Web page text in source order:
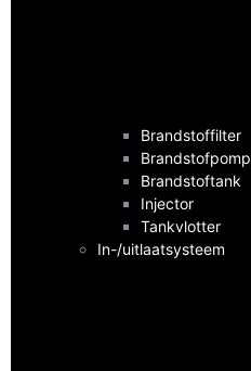
Brandstoffilter
Brandstofpomp
Brandstoftank
Injector
Tankvlotter
In-/uitlaatsysteem